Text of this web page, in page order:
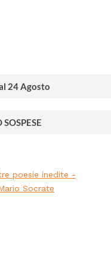
24 Agosto
poesie inedite -
Socrate